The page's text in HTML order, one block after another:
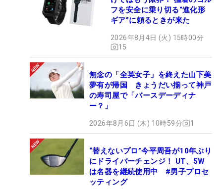
フを安全に乗り切る“進化形
ギア”に頼るときが来た
2026年8月4日 (火) 15時00分
15
無念の「全英女子」を終えた山下美
夢有が帰国 きょうだい揃って神戸
の寿司屋で「バースデーディナ
ー？」
2026年8月6日 (木) 10時59分 1
“替えないプロ”今平周吾が10年ぶり
にドライバーチェンジ！ UT、5W
は名器を継続使用中 #男子プロセ
ッティング